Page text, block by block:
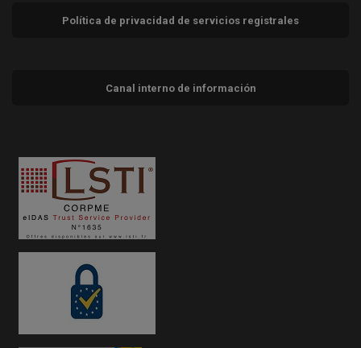
Política de privacidad de servicios registrales
Canal interno de información